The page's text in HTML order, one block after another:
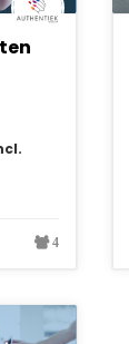
4